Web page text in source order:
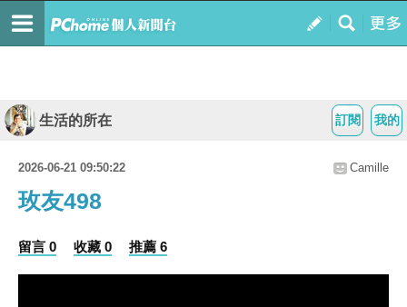
我的
訂閱
生活的所在
2026-06-21 09:50:22 Camille
玫友498
留言 0 收藏 0 推薦 6